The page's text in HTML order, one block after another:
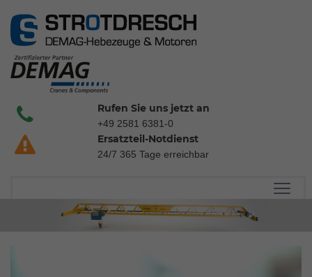
Rufen Sie uns jetzt an
+49 2581 6381-0
Ersatzteil-Notdienst
24/7 365 Tage erreichbar